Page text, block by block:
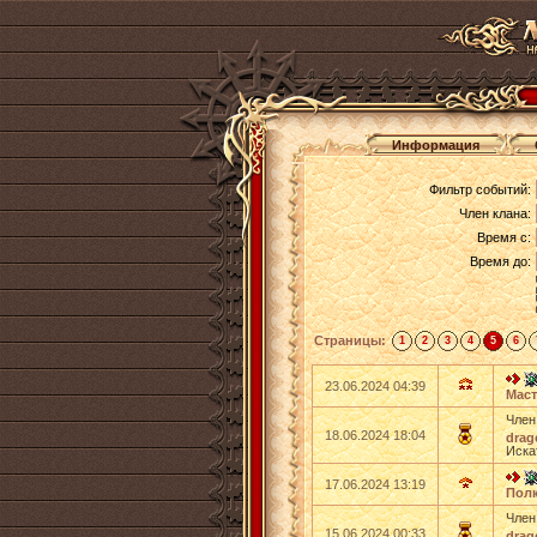
Информация
Фильтр событий:
Член клана:
Время с:
Время до:
Страницы: 1 2 3 4 5 6
23.06.2024 04:39
18.06.2024 18:04
17.06.2024 13:19
15.06.2024 00:33